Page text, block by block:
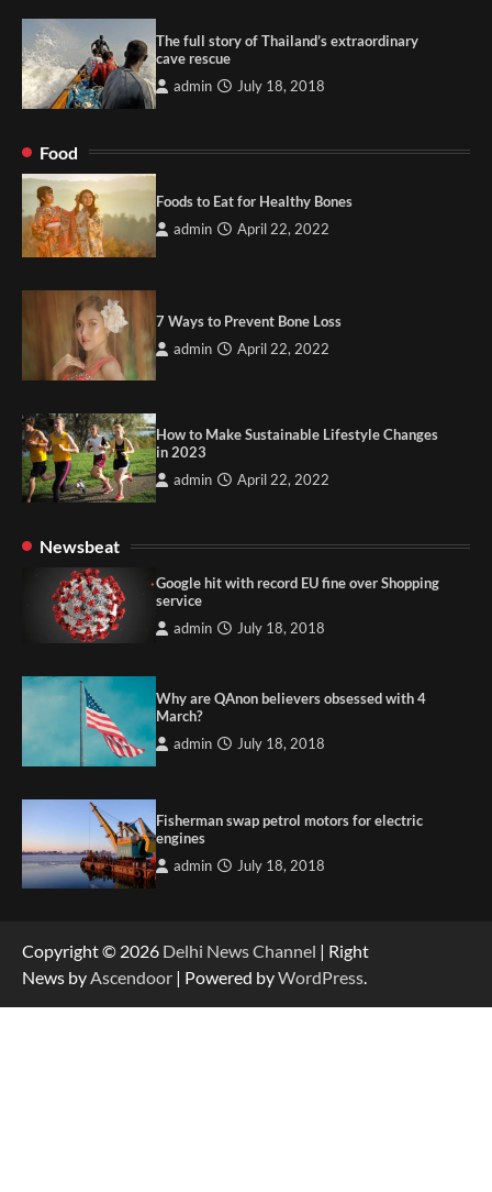
The full story of Thailand’s extraordinary
cave rescue
admin July 18, 2018
Food
Foods to Eat for Healthy Bones
admin April 22, 2022
7 Ways to Prevent Bone Loss
admin April 22, 2022
How to Make Sustainable Lifestyle Changes
in 2023
admin April 22, 2022
Newsbeat
Google hit with record EU fine over Shopping
service
admin July 18, 2018
Why are QAnon believers obsessed with 4
March?
admin July 18, 2018
Fisherman swap petrol motors for electric
engines
admin July 18, 2018
Copyright © 2026 Delhi News Channel | Right
News byAscendoor | Powered byWordPress.